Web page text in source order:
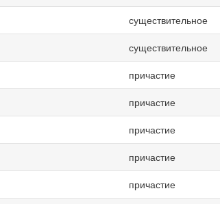
существительное
существительное
причастие
причастие
причастие
причастие
причастие